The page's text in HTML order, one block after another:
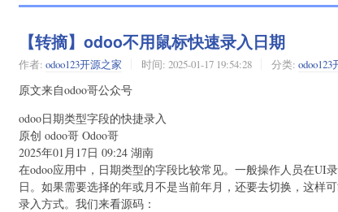
【转摘】odoo不用鼠标快速录入日期
作者:odoo123开源之家 时间:2025-01-17 19:54:28 分类:
原文来自odoo哥公众号
odoo日期类型字段的快捷录入
原创 odoo哥 Odoo哥
2025年01月17日 09:24 湖南
在odoo应用中，日期类型的字段比较常见。一般操作人员在UI
日。如果需要选择的年或月不是当前年月，还要去切换，这样
录入方式。我们来看源码：